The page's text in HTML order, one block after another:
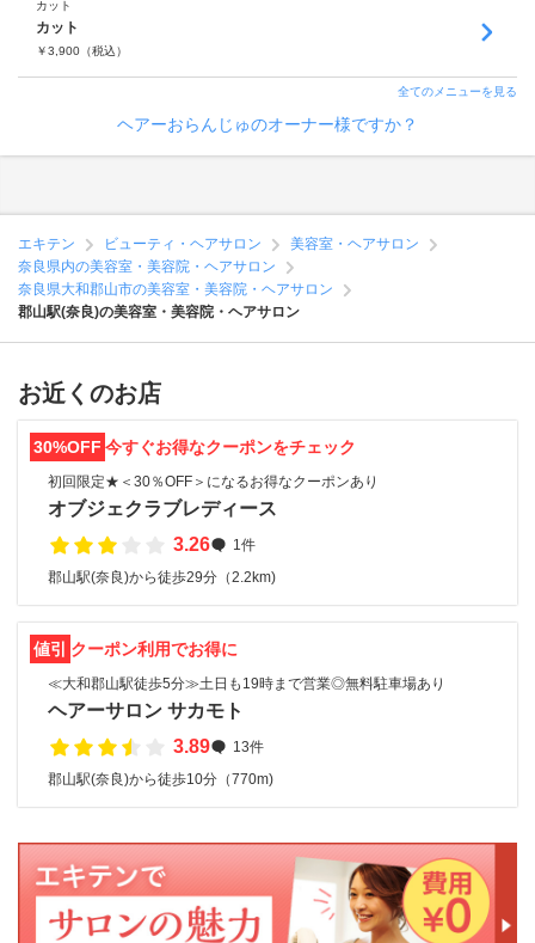
カット
カット
￥3,900 （税込）
全てのメニューを見る
ヘアーおらんじゅのオーナー様ですか？
エキテン ビューティ・ヘアサロン
美容室・ヘアサロン
奈良県内の美容室・美容院・ヘアサロン
奈良県大和郡山市の美容室・美容院・ヘアサロン
郡山駅(奈良)の美容室・美容院・ヘアサロン
お近くのお店
30%OFF 今すぐお得なクーポンをチェック
初回限定★＜30％OFF＞になるお得なクーポンあり
オブジェクラブレディース
3.26
1件
郡山駅(奈良)から徒歩29分（2.2km)
値引 クーポン利用でお得に
≪大和郡山駅徒歩5分≫土日も19時まで営業◎無料駐車場あり
ヘアーサロン サカモト
3.89
13件
郡山駅(奈良)から徒歩10分（770m)